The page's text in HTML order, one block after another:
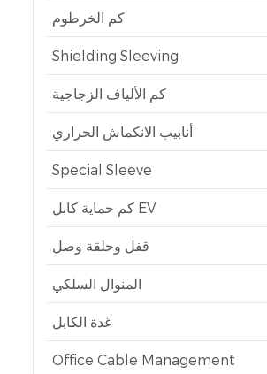
كم الخرطوم
Shielding Sleeving
كم الألياف الزجاجية
أنابيب الانكماش الحراري
Special Sleeve
كم حماية كابل EV
قفل وحلقة وصل
المنوال السلكي
غدة الكابل
Office Cable Management